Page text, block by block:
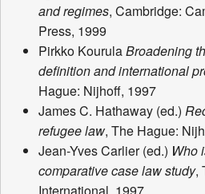
and regimes, Cambridge:
Press, 1999
Pirkko KourulaBroadening
definition and international
Hague: Nijhoff, 1997
James C. Hathaway (ed.)
refugee law, The Hague:
Jean-Yves Carlier (ed.) Who
comparative case law study,